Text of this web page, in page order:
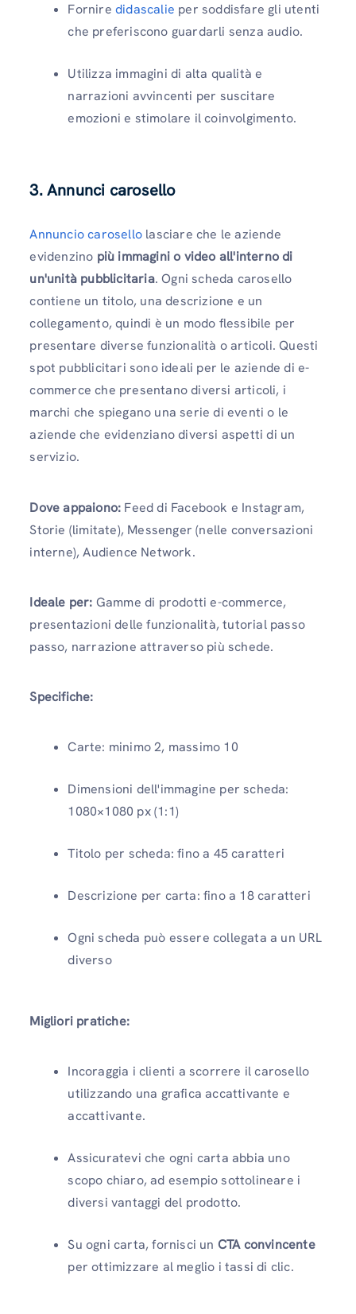
Fornire didascalie per soddisfare gli utenti
che preferiscono guardarli senza audio.
Utilizza immagini di alta qualità e
narrazioni avvincenti per suscitare
emozioni e stimolare il coinvolgimento.
3. Annunci carosello
Annuncio carosello lasciare che le aziende
evidenzino più immagini o video all'interno di
un'unità pubblicitaria. Ogni scheda carosello
contiene un titolo, una descrizione e un
collegamento, quindi è un modo flessibile per
presentare diverse funzionalità o articoli. Questi
spot pubblicitari sono ideali per le aziende di e-
commerce che presentano diversi articoli, i
marchi che spiegano una serie di eventi o le
aziende che evidenziano diversi aspetti di un
servizio.
Dove appaiono: Feed di Facebook e Instagram,
Storie (limitate), Messenger (nelle conversazioni
interne), Audience Network.
Ideale per: Gamme di prodotti e-commerce,
presentazioni delle funzionalità, tutorial passo
passo, narrazione attraverso più schede.
Specifiche:
Carte: minimo 2, massimo 10
Dimensioni dell'immagine per scheda:
1080×1080 px (1:1)
Titolo per scheda: fino a 45 caratteri
Descrizione per carta: fino a 18 caratteri
Ogni scheda può essere collegata a un URL
diverso
Migliori pratiche:
Incoraggia i clienti a scorrere il carosello
utilizzando una grafica accattivante e
accattivante.
Assicuratevi che ogni carta abbia uno
scopo chiaro, ad esempio sottolineare i
diversi vantaggi del prodotto.
Su ogni carta, fornisci un CTA convincente
per ottimizzare al meglio i tassi di clic.